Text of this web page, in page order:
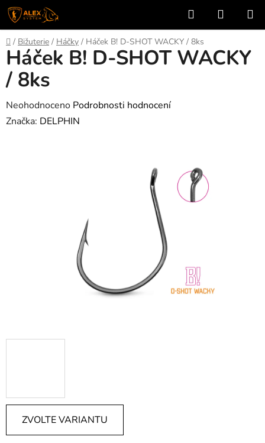
Přejít
na
obsah
Hledat
KOŠÍK
Domů
/ Bižuterie / Háčky / Háček B! D-SHOT WACKY / 8ks
ZVOLTE VARIANTU
Háček B! D-SHOT WACKY
/ 8ks
Průměrné
hodnocení
Neohodnoceno Podrobnosti hodnocení
Značka: DELPHIN